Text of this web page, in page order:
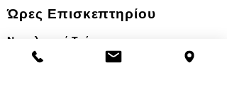
Ώρες Επισκεπτηρίου
Νοσηλευτικά Τμήματα
Χειμερινό ωράριο: 11.00-13.00
17.30-19.30